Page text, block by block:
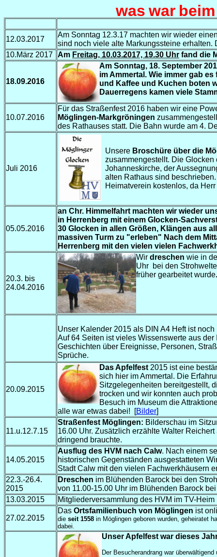
was war
12.03.2017
Am Sonntag 12.3.17 machten wir wieder
sind noch viele alte Markungssteine
10.März 2017 Am Freitag, 10.03.2017, 19.30 Uhr fand die
18.09.2016
Am Sonntag, 18. September
im Ammertal. Wie immer gab
und Kaffee und Kuchen boten
Dauerregens kamen viele
10.07.2016
Für das Straßenfest 2016 haben wir eine
Möglingen-Markgröningen
des Rathauses statt. Die Bahn wurde am 4.
Juli 2016
Unsere Broschüre über die
zusammengestellt. Die Glocken
Johanneskirche, der
alten Rathaus sind
Heimatverein kostenlos, da
05.05.2016
an Chr. Himmelfahrt machten wir wieder
in Herrenberg mit einem Glocken-
30 Glocken in allen Größen, Klängen aus
massiven Turm zu "erleben" Nach dem
Herrenberg mit den vielen vielen
20.3. bis
24.04.2016
Wir dreschen wie in
Uhr bei den
früher gearbeitet wurde.
Unser Kalender 2015 als DIN A4 Heft ist
Auf 64 Seiten ist vieles Wissenswerte aus
Geschichten über Ereignisse, Personen,
Sprüche.
20.09.2015
Das Apfelfest 2015 ist eine
sich hier im Ammertal. Die
Sitzgelegenheiten bereitgestellt,
trocken und wir konnten auch
Besuch im Museum die
alle war etwas dabei! [Bilder]
11.u.12.7.15
Straßenfest Möglingen: Bilderschau im
16.00 Uhr. Zusätzlich erzählte Walter
dringend brauchte.
14.05.2015
Ausflug des HVM nach Calw. Nach einem
historischen Gegenständen ausgestatteten
Stadt Calw mit den vielen Fachwerkhäusern
22.3.-26.4.
2015
Dreschen im Blühenden Barock bei den
von 11.00-15.00 Uhr im Blühenden Barock
13.03.2015
Mitgliederversammlung des HVM im TV-
27.02.2015
Das Ortsfamilienbuch von Möglingen ist
die seit 1558 in Möglingen geboren wurden, geheiratet
dabei.
Unser Apfelfest war dieses
Der Besucherandrang war